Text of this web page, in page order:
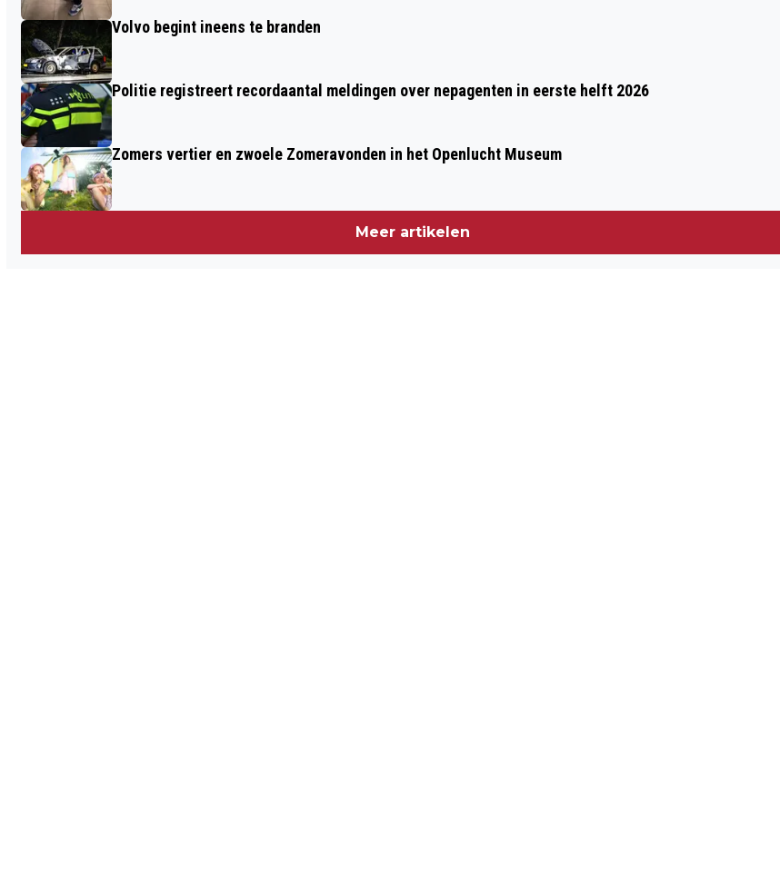
Volvo begint ineens te branden
Politie registreert recordaantal meldingen over nepagenten in eerste helft 2026
Zomers vertier en zwoele Zomeravonden in het Openlucht Museum
Meer artikelen